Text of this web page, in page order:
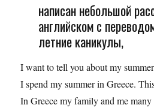
написан небольшой
английском с
летние каникулы,
I want to tell you about my
I spend my summer in Greece.
In Greece my family and me